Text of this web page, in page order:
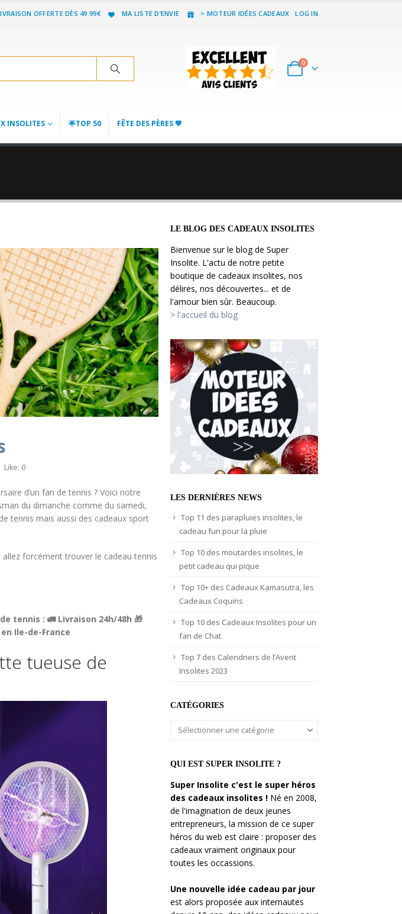
OFFERTE DÈS 49.99€ MA LISTE D’ENVIE > MOTEUR IDÉES CADEAUX LOG IN
0
INSOLITES 🌟TOP 50 FÊTE DES PÈRES 💖
Like: 0
d’un fan de tennis ? Voici notre
du dimanche comme du samedi,
tennis mais aussi des cadeaux sport
forcément trouver le cadeau tennis
tennis : 🚛 Livraison 24h/48h 🎁
Ile-de-France
tueuse de
LE BLOG DES CADEAUX INSOLITES
Bienvenue sur le blog de Super
Insolite. L'actu de notre petite
boutique de cadeaux insolites, nos
délires, nos découvertes... et de
l'amour bien sûr. Beaucoup.
> l'accueil du blog
LES DERNIÈRES NEWS
Top 11 des parapluies insolites, le
cadeau fun pour la pluie
Top 10 des moutardes insolites, le
petit cadeau qui pique
Top 10+ des Cadeaux Kamasutra, les
Cadeaux Coquins
Top 10 des Cadeaux Insolites pour un
fan de Chat
Top 7 des Calendriers de l’Avent
Insolites 2023
CATÉGORIES
Catégories
QUI EST SUPER INSOLITE ?
Super Insolite c'est le super héros
des cadeaux insolites ! Né en 2008,
de l'imagination de deux jeunes
entrepreneurs, la mission de ce super
héros du web est claire : proposer des
cadeaux vraiment originaux pour
toutes les occassions.
Une nouvelle idée cadeau par jour
est alors proposée aux internautes